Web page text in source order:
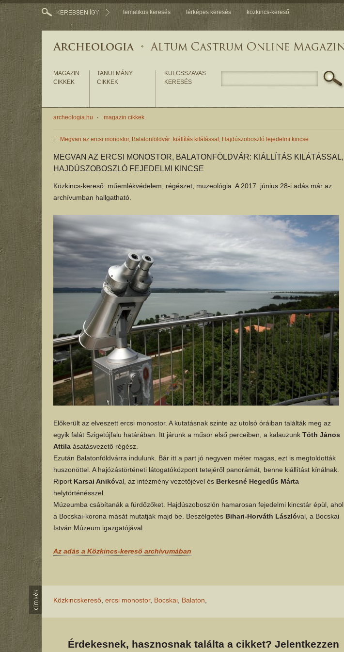
tematikus keresés térképes keresés közkincs-kereső
MAGAZIN
CIKKEK
TANULMÁNY
CIKKEK
KULCSSZAVAS
KERESÉS
archeologia.hu magazin cikkek
Megvan az ercsi monostor, Balatonföldvár: kiállítás kilátással, Hajdúszoboszló fejedelmi kincse
MEGVAN AZ ERCSI MONOSTOR, BALATONFÖLDVÁR: KIÁLLÍTÁS KILÁTÁSSAL,
HAJDÚSZOBOSZLÓ FEJEDELMI KINCSE
Közkincs-kereső: műemlékvédelem, régészet, muzeológia. A 2017. június 28-i adás már az
archívumban hallgatható.
Előkerült az elveszett ercsi monostor. A kutatásnak szinte az utolsó óráiban találták meg az
egyik falát Szigetújfalu határában. Itt járunk a műsor első perceiben, a kalauzunk Tóth János
Attilaásatásvezető régész.
Ezután Balatonföldvárra indulunk. Bár itt a part jó negyven méter magas, ezt is megtoldották
huszonöttel. A hajózástörténeti látogatóközpont tetejéről panorámát, benne kiállítást kínálnak.
Riport Karsai Anikóval, az intézmény vezetőjével és Berkesné Hegedűs Márta
helytörténésszel.
Múzeumba csábítanák a fürdőzőket. Hajdúszoboszlón hamarosan fejedelmi kincstár épül, ahol
a Bocskai-korona mását mutatják majd be. Beszélgetés Bihari-Horváth Lászlóval, a Bocskai
István Múzeum igazgatójával.
Az adás a Közkincs-kereső archívumában
Közkincskereső, ercsi monostor, Bocskai, Balaton
Érdekesnek, hasznosnak találta a cikket? Jelentkezzen